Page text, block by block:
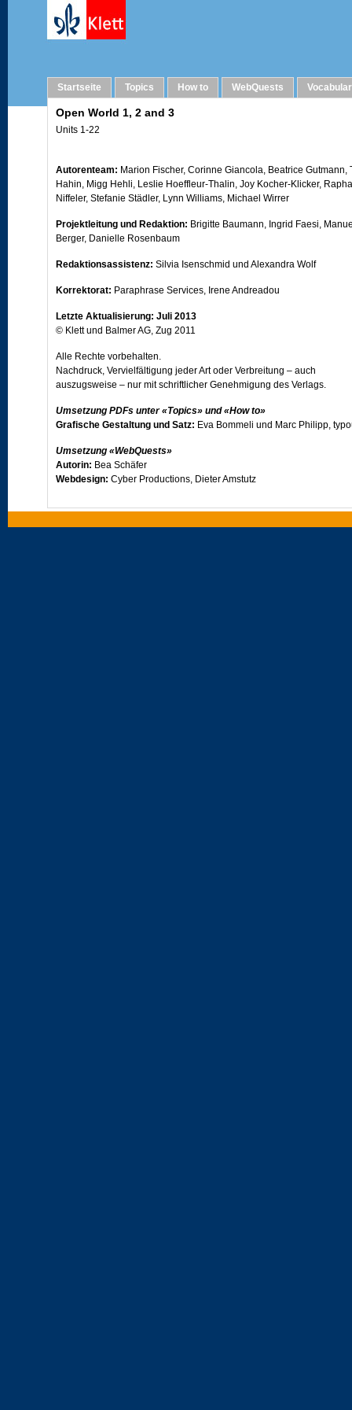
Startseite Topics How to WebQuests
Open World 1, 2 and 3
Units 1-22
Autorenteam: Marion Fischer, Corinne Giancola, Beatrice Gutmann,
Hahin, Migg Hehli, Leslie Hoeffleur-Thalin, Joy Kocher-Klicker,
Niffeler, Stefanie Städler, Lynn Williams, Michael Wirrer
Projektleitung und Redaktion: Brigitte Baumann, Ingrid Faesi,
Berger, Danielle Rosenbaum
Redaktionsassistenz: Silvia Isenschmid und Alexandra Wolf
Korrektorat: Paraphrase Services, Irene Andreadou
Letzte Aktualisierung: Juli 2013
© Klett und Balmer AG, Zug 2011
Alle Rechte vorbehalten.
Nachdruck, Vervielfältigung jeder Art oder Verbreitung – auch
auszugsweise – nur mit schriftlicher Genehmigung des Verlags.
Umsetzung PDFs unter «Topics» und «How to»
Grafische Gestaltung und Satz: Eva Bommeli und Marc Philipp,
Umsetzung «WebQuests»
Autorin: Bea Schäfer
Webdesign: Cyber Productions, Dieter Amstutz
Umsetzung «Vocabulary/PET vocabulary exercises»